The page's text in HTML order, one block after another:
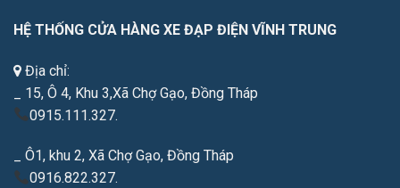
HỆ THỐNG CỬA HÀNG XE ĐẠP ĐIỆN VĨNH TRUNG
Địa chỉ:
_ 15, Ô 4, Khu 3,Xã Chợ Gạo, Đồng Tháp
0915.111.327.
_ Ô1, khu 2, Xã Chợ Gạo, Đồng Tháp
0916.822.327.